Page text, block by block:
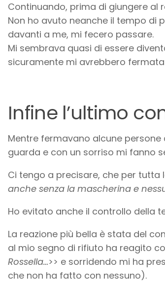
Continuando, prima di giungere al
Non ho avuto neanche il tempo di
davanti a me, mi fecero passare.
Mi sembrava quasi di essere
sicuramente mi avrebbero
Infine l’ultimo
Mentre fermavano alcune
guarda e con un sorriso mi fanno
Ci tengo a precisare, che per
anche senza la mascherina e
Ho evitato anche il controllo della
La reazione più bella è stata del
al mio segno di rifiuto ha reagito
Rossella…>> e sorridendo mi ha
che non ha fatto con nessuno).